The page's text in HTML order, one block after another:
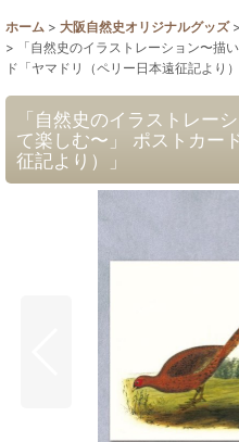
ホーム > 大阪自然史オリジナルグッズ >
>
「自然史のイラストレーション〜描
ド「ヤマドリ（ペリー日本遠征記より）
「自然史のイラストレー
て楽しむ〜」 ポストカー
征記より）」